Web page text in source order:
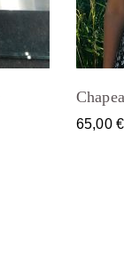
65,00 €